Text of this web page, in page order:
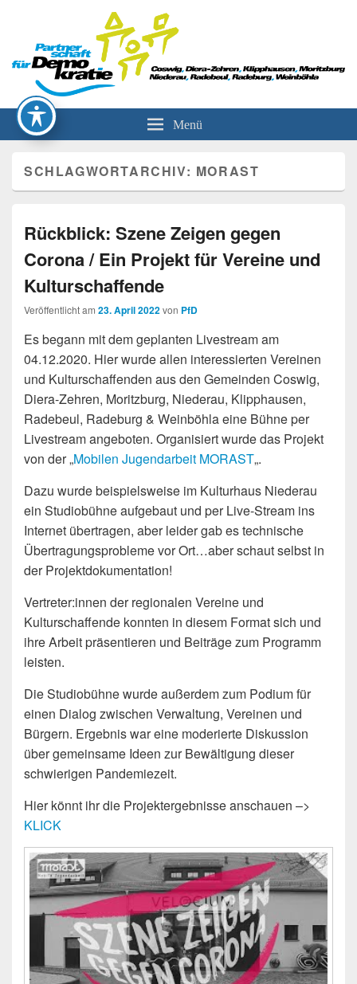
Partnerschaft für Demokratie
Menü
SCHLAGWORTARCHIV: MORAST
Rückblick: Szene Zeigen gegen
Corona / Ein Projekt für Vereine und
Kulturschaffende
Veröffentlicht am 23. April 2022von PfD
Es begann mit dem geplanten Livestream am
04.12.2020. Hier wurde allen interessierten Vereinen
und Kulturschaffenden aus den Gemeinden Coswig,
Diera-Zehren, Moritzburg, Niederau, Klipphausen,
Radebeul, Radeburg & Weinböhla eine Bühne per
Livestream angeboten. Organisiert wurde das Projekt
von der „Mobilen Jugendarbeit MORAST„.
Dazu wurde beispielsweise im Kulturhaus Niederau
ein Studiobühne aufgebaut und per Live-Stream ins
Internet übertragen, aber leider gab es technische
Übertragungsprobleme vor Ort…aber schaut selbst in
der Projektdokumentation!
Vertreter:innen der regionalen Vereine und
Kulturschaffende konnten in diesem Format sich und
ihre Arbeit präsentieren und Beiträge zum Programm
leisten.
Die Studiobühne wurde außerdem zum Podium für
einen Dialog zwischen Verwaltung, Vereinen und
Bürgern. Ergebnis war eine moderierte Diskussion
über gemeinsame Ideen zur Bewältigung dieser
schwierigen Pandemiezeit.
Hier könnt ihr die Projektergebnisse anschauen –>
KLICK